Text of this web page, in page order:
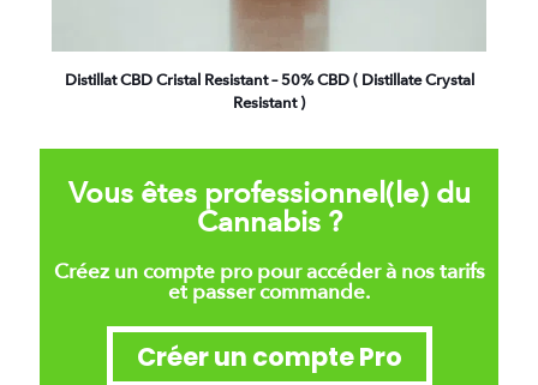
Distillat CBD Cristal Resistant – 50% CBD ( Distillate Crystal
Resistant )
Vous êtes professionnel(le) du
Cannabis ?
Créez un compte pro pour accéder à nos tarifs
et passer commande.
Créer un compte Pro